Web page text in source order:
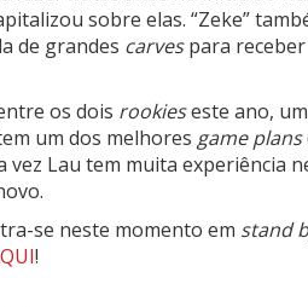
sobre elas. “Zeke”
de grandes carvespara receber
os dois rookieseste ano,
um dos melhores game plans
vez Lau tem muita experiência
se neste momento em stand
!